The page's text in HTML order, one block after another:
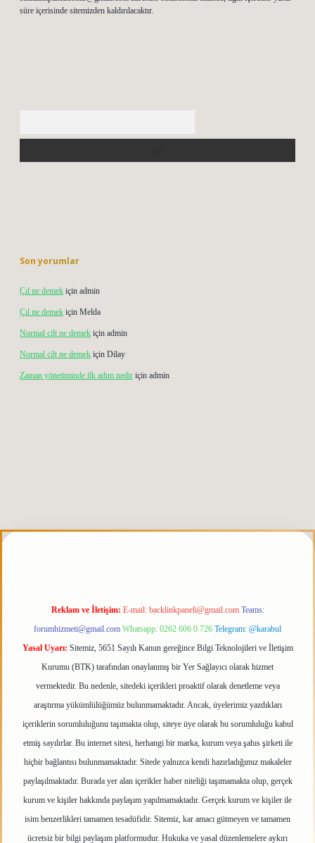
süre içerisinde sitemizden kaldırılacaktır.
Son yorumlar
Çıl ne demek için admin
Çıl ne demek için Melda
Normal cilt ne demek için admin
Normal cilt ne demek için Dilay
Zaman yönetiminde ilk adım nedir için admin
tulipbetgiris.org
Reklam ve İletişim: E-mail: backlinkpaneli@gmail.com Teams:
forumhizmeti@gmail.com Whatsapp: 0262 606 0 726 Telegram: @karabul
Yasal Uyarı: Sitemiz, 5651 Sayılı Kanun gereğince Bilgi Teknolojileri ve İletişim
Kurumu (BTK) tarafından onaylanmış bir Yer Sağlayıcı olarak hizmet
vermektedir. Bu nedenle, sitedeki içerikleri proaktif olarak denetleme veya
araştırma yükümlülüğümüz bulunmamaktadır. Ancak, üyelerimiz yazdıkları
içeriklerin sorumluluğunu taşımakta olup, siteye üye olarak bu sorumluluğu kabul
etmiş sayılırlar. Bu internet sitesi, herhangi bir marka, kurum veya şahıs şirketi ile
hiçbir bağlantısı bulunmamaktadır. Sitede yalnızca kendi hazırladığımız makaleler
paylaşılmaktadır. Burada yer alan içerikler haber niteliği taşımamakta olup, gerçek
kurum ve kişiler hakkında paylaşım yapılmamaktadır. Gerçek kurum ve kişiler ile
isim benzerlikleri tamamen tesadüfidir. Sitemiz, kar amacı gütmeyen ve tamamen
ücretsiz bir bilgi paylaşım platformudur. Hukuka ve yasal düzenlemelere aykırı